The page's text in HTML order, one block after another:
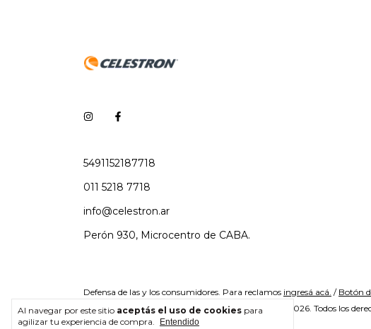
Al navegar por este sitio aceptás el uso de cookies para
agilizar tu experiencia de compra.
Entendido
5491152187718
011 5218 7718
info@celestron.ar
Perón 930, Microcentro de CABA.
Defensa de las y los consumidores. Para reclamos ingresá acá. / Botón
Copyright Celestron - 2026. Todos los